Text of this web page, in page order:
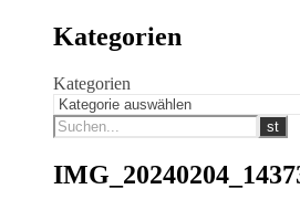
Kategorien
Kategorien